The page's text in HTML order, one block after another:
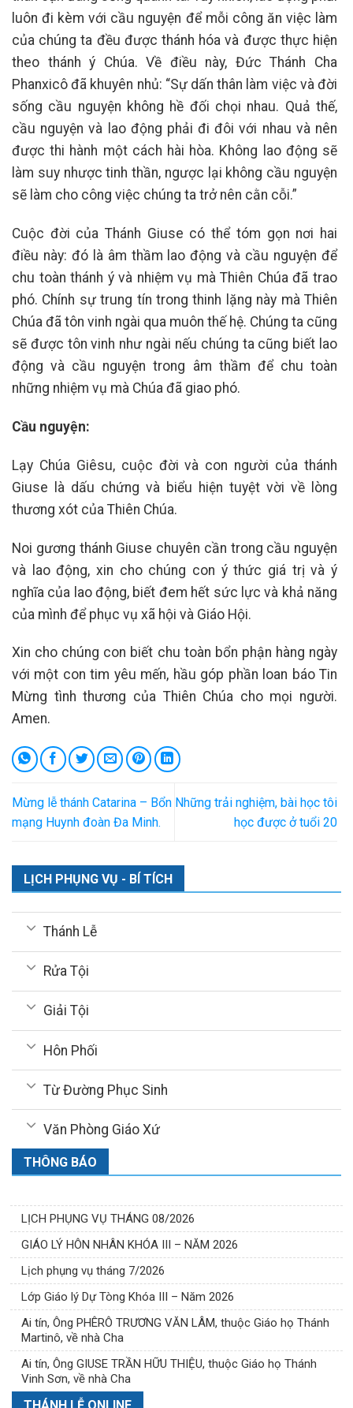
luôn đi kèm với cầu nguyện để mỗi công ăn việc làm
của chúng ta đều được thánh hóa và được thực hiện
theo thánh ý Chúa. Về điều này, Đức Thánh Cha
Phanxicô đã khuyên nhủ: “Sự dấn thân làm việc và đời
sống cầu nguyện không hề đối chọi nhau. Quả thế,
cầu nguyện và lao động phải đi đôi với nhau và nên
được thi hành một cách hài hòa. Không lao động sẽ
làm suy nhược tinh thần, ngược lại không cầu nguyện
sẽ làm cho công việc chúng ta trở nên cằn cỗi.”
Cuộc đời của Thánh Giuse có thể tóm gọn nơi hai
điều này: đó là âm thầm lao động và cầu nguyện để
chu toàn thánh ý và nhiệm vụ mà Thiên Chúa đã trao
phó. Chính sự trung tín trong thinh lặng này mà Thiên
Chúa đã tôn vinh ngài qua muôn thế hệ. Chúng ta cũng
sẽ được tôn vinh như ngài nếu chúng ta cũng biết lao
động và cầu nguyện trong âm thầm để chu toàn
những nhiệm vụ mà Chúa đã giao phó.
Cầu nguyện:
Lạy Chúa Giêsu, cuộc đời và con người của thánh
Giuse là dấu chứng và biểu hiện tuyệt vời về lòng
thương xót của Thiên Chúa.
Noi gương thánh Giuse chuyên cần trong cầu nguyện
và lao động, xin cho chúng con ý thức giá trị và ý
nghĩa của lao động, biết đem hết sức lực và khả năng
của mình để phục vụ xã hội và Giáo Hội.
Xin cho chúng con biết chu toàn bổn phận hàng ngày
với một con tim yêu mến, hầu góp phần loan báo Tin
Mừng tình thương của Thiên Chúa cho mọi người.
Amen.
Mừng lễ thánh Catarina – Bổn
mạng Huynh đoàn Đa Minh.
Những trải nghiệm, bài học tôi
học được ở tuổi 20
LỊCH PHỤNG VỤ - BÍ TÍCH
Thánh Lễ
Rửa Tội
Giải Tội
Hôn Phối
Từ Đường Phục Sinh
Văn Phòng Giáo Xứ
THÔNG BÁO
LỊCH PHỤNG VỤ THÁNG 08/2026
GIÁO LÝ HÔN NHÂN KHÓA III – NĂM 2026
Lịch phụng vụ tháng 7/2026
Lớp Giáo lý Dự Tòng Khóa III – Năm 2026
Ai tín, Ông PHÊRÔ TRƯƠNG VĂN LÂM, thuộc Giáo họ Thánh
Martinô, về nhà Cha
Ai tín, Ông GIUSE TRẦN HỮU THIỆU, thuộc Giáo họ Thánh
Vinh Sơn, về nhà Cha